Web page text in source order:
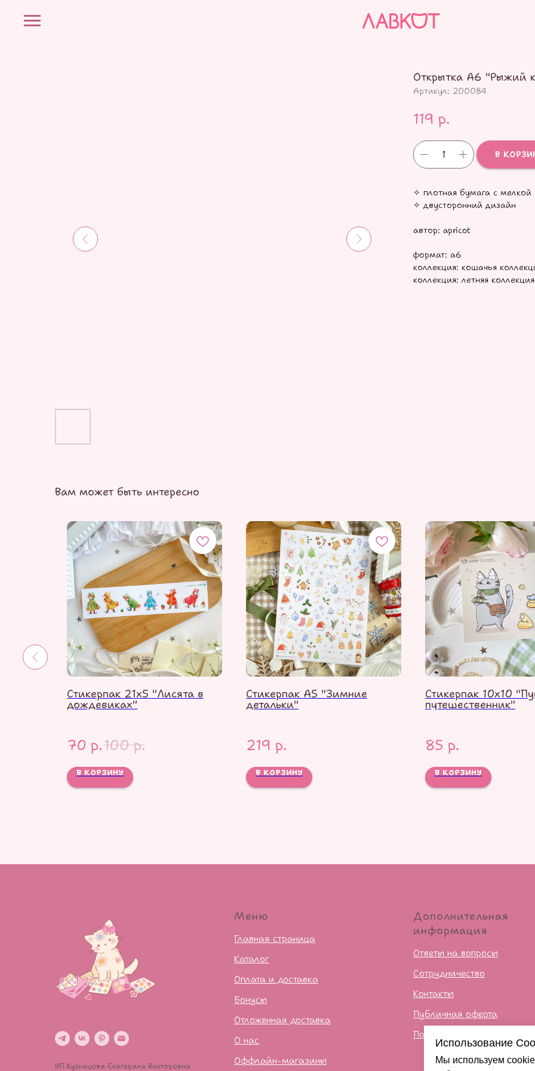
Использование
Мы используем
Открытка А6 "Рыжий
Артикул: 200084
119 р.
В
✧ плотная бумага с мелкой
✧ двусторонний дизайн
автор: apricot
формат: а6
коллекция: кошачья
коллекция: летняя коллекция
Вам может быть интересно
Стикерпак 21х5 "Лисята в
дождевиках"
70 р.100 р.
В КОРЗИНУ
Стикерпак А5 "Зимние
детальки"
219 р.
В КОРЗИНУ
Стикерпак 10х10
путешественник"
85 р.
В КОРЗИНУ
ИП Кузнецова Екатерина Викторовна
Меню
Главная страница
Каталог
Оплата и доставка
Бонусы
Отложенная доставка
О нас
Оффлайн-магазины
Дополнительная
информация
Ответы на вопросы
Сотрудничество
Контакты
Публичная оферта
Политика